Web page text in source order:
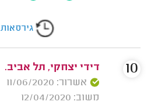
גירסאות
דידי יצחקי, תל אביב.
אשרור: 11/06/2020
משוב: 12/04/2020
10